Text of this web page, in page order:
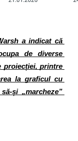
a indicat că
de diverse
proiecției, printre
la graficul cu
și „marcheze”